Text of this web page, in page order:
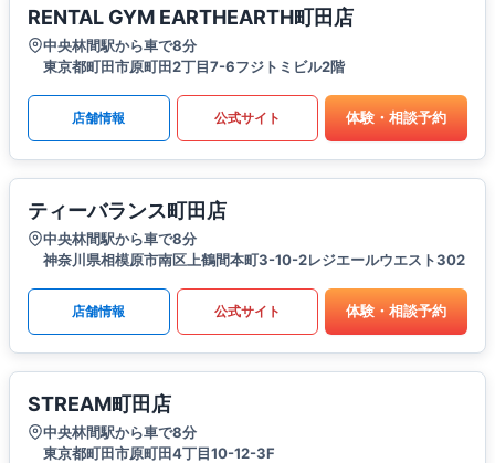
RENTAL GYM EARTHEARTH町田店
中央林間駅から車で8分
東京都町田市原町田2丁目7-6フジトミビル2階
店舗情報 公式サイト 体験・相談予約
ティーバランス町田店
中央林間駅から車で8分
神奈川県相模原市南区上鶴間本町3-10-2レジエールウエスト302
店舗情報 公式サイト 体験・相談予約
STREAM町田店
中央林間駅から車で8分
東京都町田市原町田4丁目10-12-3F